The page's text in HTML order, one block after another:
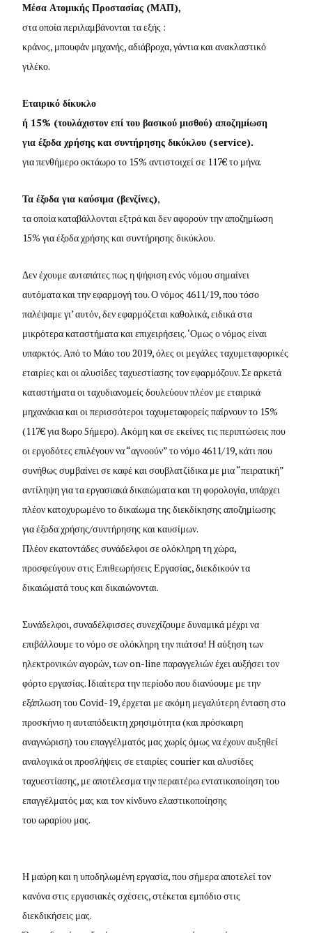
Μέσα Ατομικής Προστασίας (ΜΑΠ),
στα οποία περιλαμβάνονται τα εξής :
κράνος, μπουφάν μηχανής, αδιάβροχα, γάντια και ανακλαστικό
γιλέκο.
Εταιρικό δίκυκλο
ή 15% (τουλάχιστον επί του βασικού μισθού) αποζημίωση
για έξοδα χρήσης και συντήρησης δικύκλου (service).
για πενθήμερο οκτάωρο το 15% αντιστοιχεί σε 117€ το μήνα.
Τα έξοδα για καύσιμα (βενζίνες),
τα οποία καταβάλλονται εξτρά και δεν αφορούν την αποζημίωση
15% για έξοδα χρήσης και συντήρησης δικύκλου.
Δεν έχουμε αυταπάτες πως η ψήφιση ενός νόμου σημαίνει
αυτόματα και την εφαρμογή του. Ο νόμος 4611/19, που τόσο
παλέψαμε γι’ αυτόν, δεν εφαρμόζεται καθολικά, ειδικά στα
μικρότερα καταστήματα και επιχειρήσεις. ‘Ομως ο νόμος είναι
υπαρκτός. Από το Μάιο του 2019, όλες οι μεγάλες ταχυμεταφορικές
εταιρίες και οι αλυσίδες ταχυεστίασης τον εφαρμόζουν. Σε αρκετά
καταστήματα οι ταχυδιανομείς δουλεύουν πλέον με εταιρικά
μηχανάκια και οι περισσότεροι ταχυμεταφορείς παίρνουν το 15%
(117€ για 8ωρο 5ήμερο). Ακόμη και σε εκείνες τις περιπτώσεις που
οι εργοδότες επιλέγουν να “αγνοούν” το νόμο 4611/19, κάτι που
συνήθως συμβαίνει σε καφέ και σουβλατζίδικα με μια “πειρατική”
αντίληψη για τα εργασιακά δικαιώματα και τη φορολογία, υπάρχει
πλέον κατοχυρωμένο το δικαίωμα της διεκδίκησης αποζημίωσης
για έξοδα χρήσης/συντήρησης και καυσίμων.
Πλέον εκατοντάδες συνάδελφοι σε ολόκληρη τη χώρα,
προσφεύγουν στις Επιθεωρήσεις Εργασίας, διεκδικούν τα
δικαιώματά τους και δικαιώνονται.
Συνάδελφοι, συναδέλφισσες συνεχίζουμε δυναμικά μέχρι να
επιβάλλουμε το νόμο σε ολόκληρη την πιάτσα! Η αύξηση των
ηλεκτρονικών αγορών, των on-line παραγγελιών έχει αυξήσει τον
φόρτο εργασίας. Ιδιαίτερα την περίοδο που διανύουμε με την
εξάπλωση του Covid-19, έρχεται με ακόμη μεγαλύτερη ένταση στο
προσκήνιο η αυταπόδεικτη χρησιμότητα (και πρόσκαιρη
αναγνώριση) του επαγγέλματός μας χωρίς όμως να έχουν αυξηθεί
αναλογικά οι προσλήψεις σε εταιρίες courier και αλυσίδες
ταχυεστίασης, με αποτέλεσμα την περαιτέρω εντατικοποίηση του
επαγγέλματός μας και τον κίνδυνο ελαστικοποίησης
του ωραρίου μας.
Η μαύρη και η υποδηλωμένη εργασία, που σήμερα αποτελεί τον
κανόνα στις εργασιακές σχέσεις, στέκεται εμπόδιο στις
διεκδικήσεις μας.